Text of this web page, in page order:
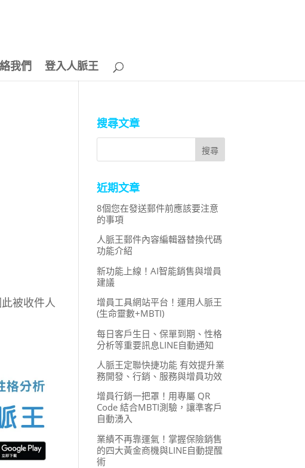
我們 登入人脈王
被收件人
搜尋文章
近期文章
8個您在發送郵件前應該要注意
的事項
人脈王郵件內容編輯器替換代碼
功能介紹
新功能上線！AI智能銷售與增員
建議
增員工具網站平台！運用人脈王
(生命靈數+MBTI)
每日客戶生日、保單到期、性格
分析等重要訊息LINE自動通知
人脈王定聯快捷功能 有效提升業
務開發、行銷、服務與增員功效
增員行銷一把罩！用專屬 QR
Code 結合MBTI測驗，讓準客戶
自動湧入
業績不再靠運氣！掌握保險銷售
的四大黃金商機與LINE自動提醒
術